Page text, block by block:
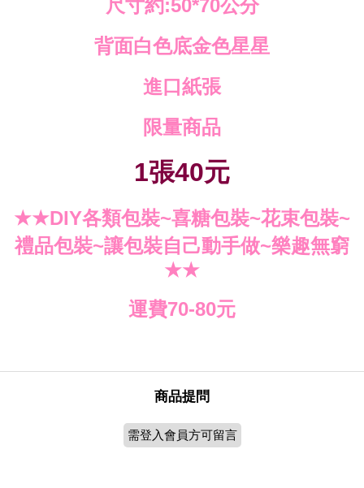
:50*70
背面白色底金色星星
進口紙張
限量商品
1張40元
★★DIY各類包裝~喜糖包裝~花束包裝~
禮品包裝~讓包裝自己動手做~樂趣無窮
★★
運費70-80元
商品提問
需登入會員方可留言